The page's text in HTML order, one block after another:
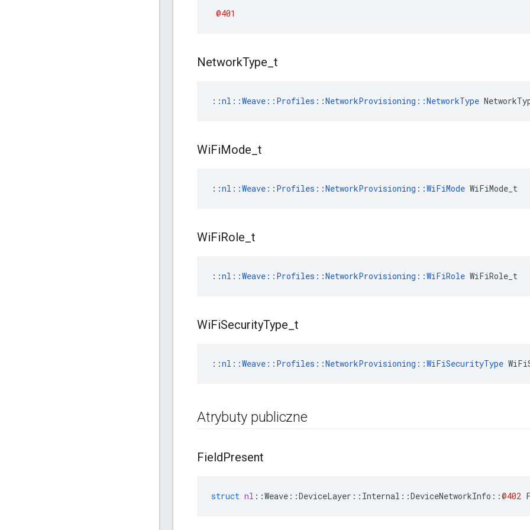
@401
NetworkType t
::nl::Weave::Profiles::NetworkProvisioning::NetworkType
WiFiMode t
::nl::Weave::Profiles::NetworkProvisioning::WiFiMode WiFiMode_t
WiFiRole t
::nl::Weave::Profiles::NetworkProvisioning::WiFiRole WiFiRole_t
WiFiSecurityType t
::nl::Weave::Profiles::NetworkProvisioning::WiFiSecurityType
Atrybuty publiczne
FieldPresent
struct nl ::Weave ::DeviceLayer :: Internal ::DeviceNetworkInfo ::@402